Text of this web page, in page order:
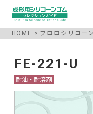
HOME フロロシリコー
FE-221-U
耐油・耐溶剤